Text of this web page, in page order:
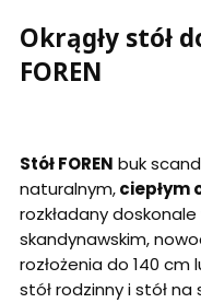
Okrągły stół
FOREN
Stół FOREN buk
naturalnym,ciepłym
rozkładany
skandynawskim,
rozłożenia do 140 cm
stół rodzinny i stół